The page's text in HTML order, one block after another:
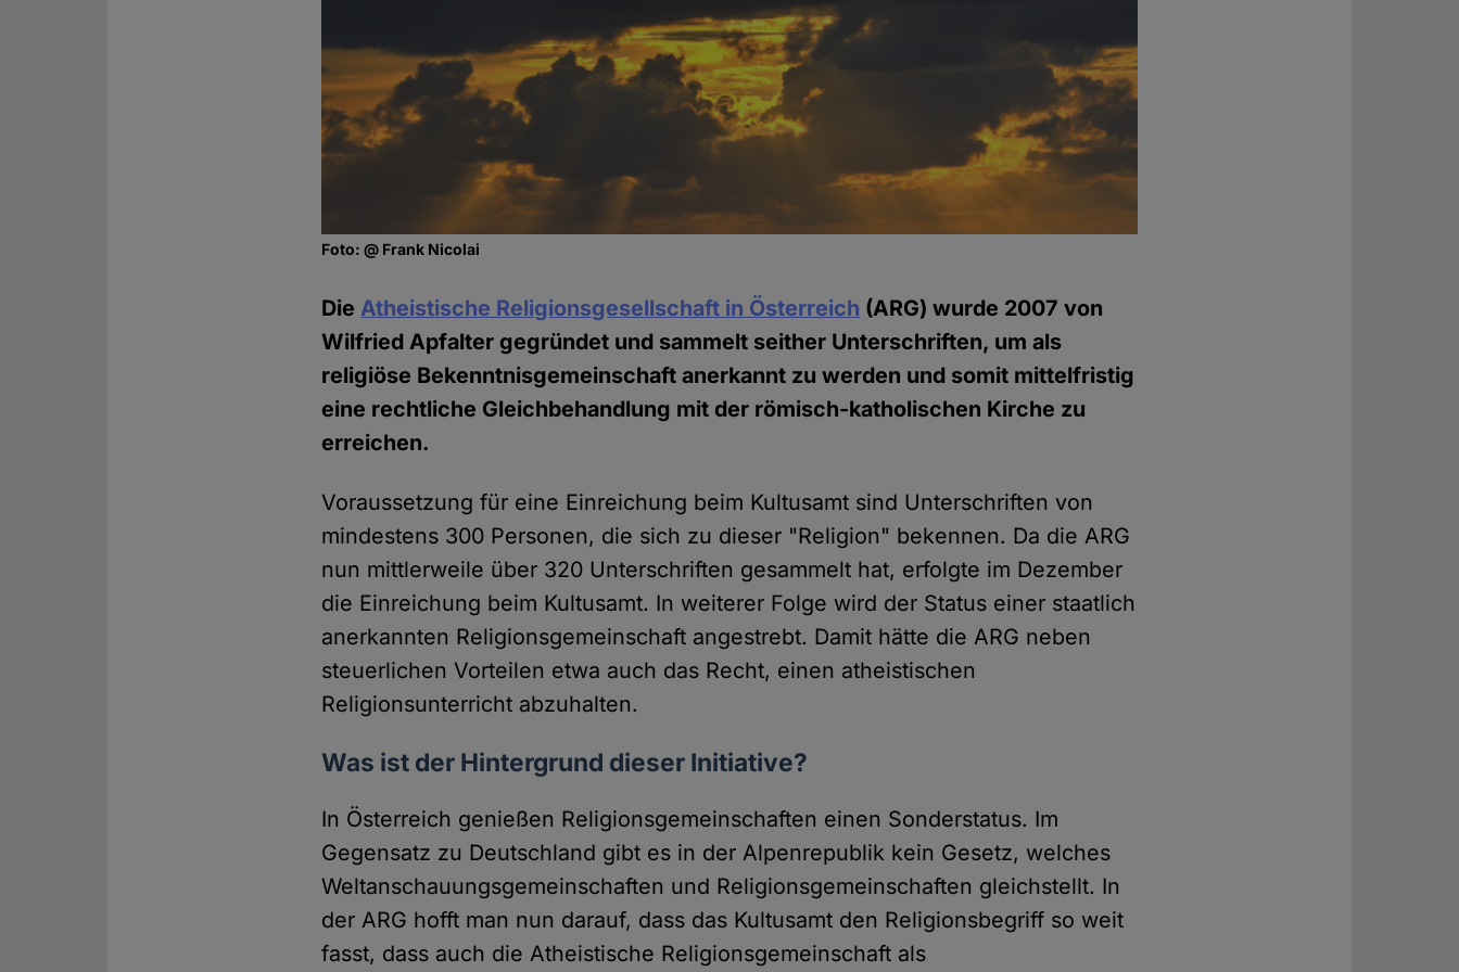
Foto: @ Frank Nicolai
DieAtheistische Religionsgesellschaft in Österreich (ARG) wurde 2007 von
Wilfried Apfalter gegründet und sammelt seither Unterschriften, um als
religiöse Bekenntnisgemeinschaft anerkannt zu werden und somit mittelfristig
eine rechtliche Gleichbehandlung mit der römisch-katholischen Kirche zu
erreichen.
Voraussetzung für eine Einreichung beim Kultusamt sind Unterschriften von
mindestens 300 Personen, die sich zu dieser "Religion" bekennen. Da die ARG
nun mittlerweile über 320 Unterschriften gesammelt hat, erfolgte im Dezember
die Einreichung beim Kultusamt. In weiterer Folge wird der Status einer staatlich
anerkannten Religionsgemeinschaft angestrebt. Damit hätte die ARG neben
steuerlichen Vorteilen etwa auch das Recht, einen atheistischen
Religionsunterricht abzuhalten.
Was ist der Hintergrund dieser Initiative?
In Österreich genießen Religionsgemeinschaften einen Sonderstatus. Im
Gegensatz zu Deutschland gibt es in der Alpenrepublik kein Gesetz, welches
Weltanschauungsgemeinschaften und Religionsgemeinschaften gleichstellt. In
der ARG hofft man nun darauf, dass das Kultusamt den Religionsbegriff so weit
fasst, dass auch die Atheistische Religionsgemeinschaft als